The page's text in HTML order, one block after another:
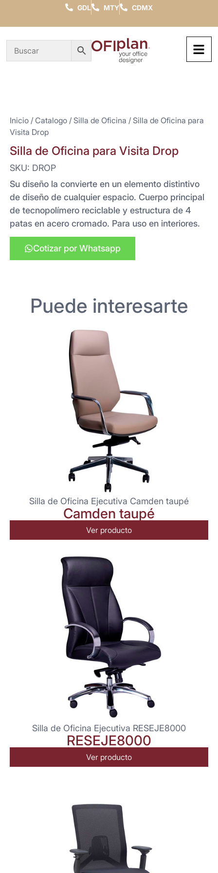
GDL MTY CDMX
Inicio / Catalogo / Silla de Oficina / Silla de Oficina para
Visita Drop
Silla de Oficina para Visita Drop
SKU: DROP
Su diseño la convierte en un elemento distintivo
de diseño de cualquier espacio. Cuerpo principal
de tecnopolímero reciclable y estructura de 4
patas en acero cromado. Para uso en interiores.
Cotizar por Whatsapp
Puede interesarte
Silla de Oficina Ejecutiva Camden taupé
Camden taupé
Ver producto
Silla de Oficina Ejecutiva RESEJE8000
RESEJE8000
Ver producto